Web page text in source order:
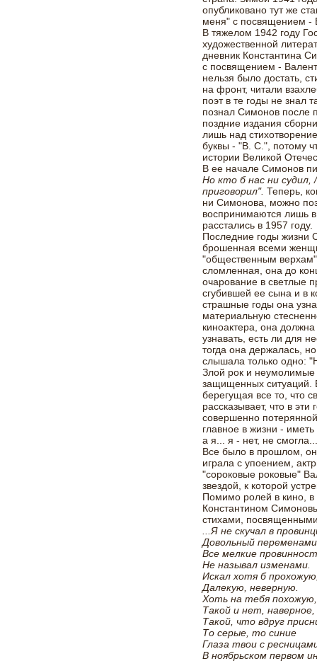
опубликовано тут же
меня" с посвящением -
В тяжелом 1942 году
художественной
дневник Константина
с посвящением -
нельзя было достать,
на фронт, читали
поэт в те годы не знал
познал Симонов после
поздние издания
лишь над
буквы - "В. С.", потому
истории Великой
В ее начале Симонов
Но кто б нас ни
приговорил". Теперь,
ни Симонова, можно
воспринимаются лишь в
расстались в 1957 году.
Последние годы жизни
брошенная всеми
"общественным
сломленная, она до
очарование в светлые
сгубившей ее сына и в
страшные годы она
материальную
киноактера, она
узнавать, есть ли для
тогда она держалась,
слышала только одно:
Злой рок и неумолимые
защищенных ситуаций.
берегущая все то, что
рассказывает, что в
совершенно
главное в жизни -
а я... я - нет, не
Все было в прошлом,
играла с упоением,
"сороковые роковые"
звездой, к которой
Помимо ролей в кино, в
Константином
стихами,
...Я не скучал в
Довольный
Все мелкие
Не называл изменами.
Искал хотя б
Далекую, неверную.
Хоть на тебя похожую,
Такой и нет, наверное,
Такой, что вдруг
То серые, то синие
Глаза твои с
В ноябрьском первом